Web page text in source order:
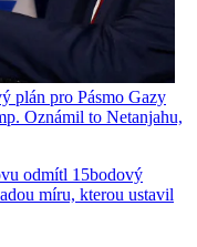
plán pro Pásmo Gazy
Oznámil to Netanjahu,
odmítl 15bodový
míru, kterou ustavil